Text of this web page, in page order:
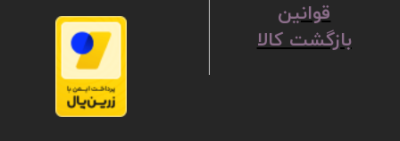
ق​​​​​​​وانین
بازگشت کالا